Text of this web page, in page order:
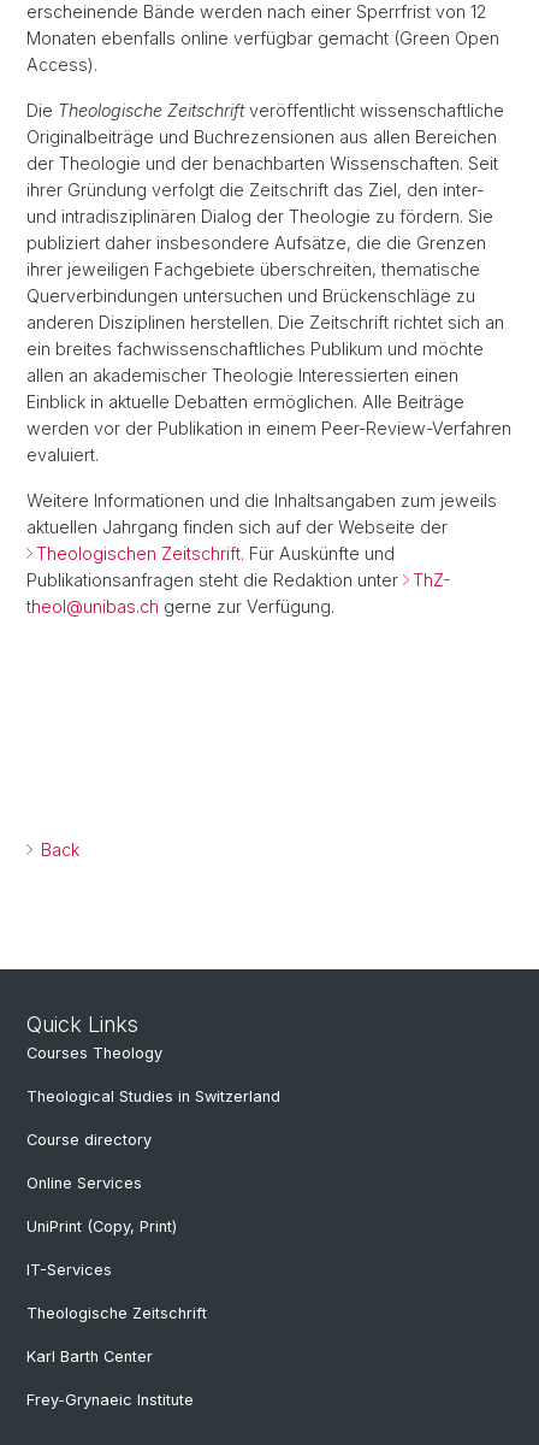
erscheinende Bände werden nach einer Sperrfrist von 12
Monaten ebenfalls online verfügbar gemacht (Green Open
Access).
Die Theologische Zeitschriftveröffentlicht wissenschaftliche
Originalbeiträge und Buchrezensionen aus allen Bereichen
der Theologie und der benachbarten Wissenschaften. Seit
ihrer Gründung verfolgt die Zeitschrift das Ziel, den inter-
und intradisziplinären Dialog der Theologie zu fördern. Sie
publiziert daher insbesondere Aufsätze, die die Grenzen
ihrer jeweiligen Fachgebiete überschreiten, thematische
Querverbindungen untersuchen und Brückenschläge zu
anderen Disziplinen herstellen. Die Zeitschrift richtet sich an
ein breites fachwissenschaftliches Publikum und möchte
allen an akademischer Theologie Interessierten einen
Einblick in aktuelle Debatten ermöglichen. Alle Beiträge
werden vor der Publikation in einem Peer-Review-Verfahren
evaluiert.
Weitere Informationen und die Inhaltsangaben zum jeweils
aktuellen Jahrgang finden sich auf der Webseite der
Theologischen Zeitschrift. Für Auskünfte und
Publikationsanfragen steht die Redaktion unter
ThZ-
theol@unibas.ch gerne zur Verfügung.
Back
Quick Links
Courses Theology
Theological Studies in Switzerland
Course directory
Online Services
UniPrint (Copy, Print)
IT-Services
Theologische Zeitschrift
Karl Barth Center
Frey-Grynaeic Institute